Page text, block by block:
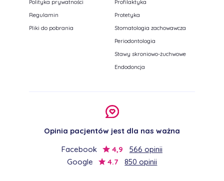
Polityka prywatności
Regulamin
Pliki do pobrania
Profilaktyka
Protetyka
Stomatologia zachowawcza
Periodontologia
Stawy skroniowo-żuchwowe
Endodoncja
Opinia pacjentów jest dla nas ważna
Facebook
4,9
566 opinii
Google
4.7 850 opinii